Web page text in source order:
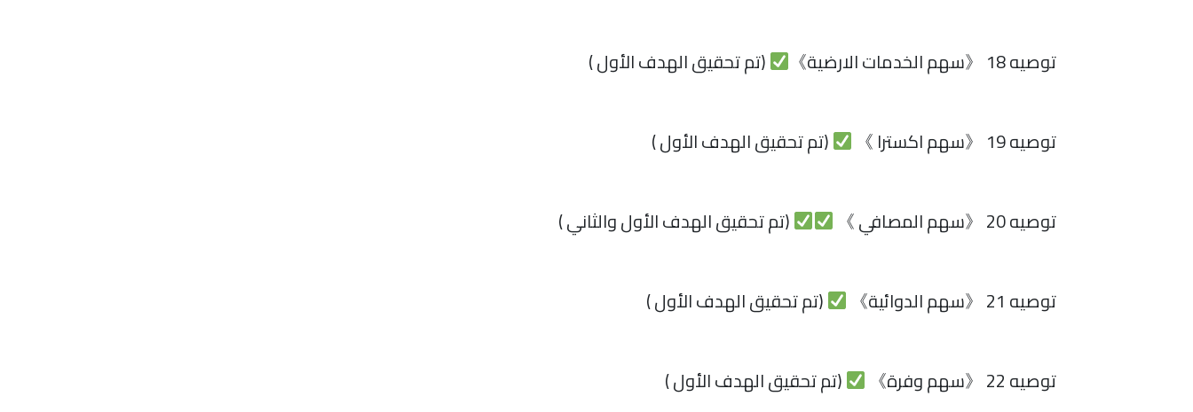
توصيه 18 《سهم الخدمات الارضية》 (تم تحقيق الهدف الأول )
توصيه 19 《سهم اكسترا 》 (تم تحقيق الهدف الأول )
توصيه 20 《سهم المصافي 》 (تم تحقيق الهدف الأول والثاني )
توصيه 21 《سهم الدوائية》 (تم تحقيق الهدف الأول )
توصيه 22 《سهم وفرة》 (تم تحقيق الهدف الأول )